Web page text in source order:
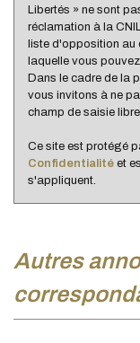
Familles avec 3
Libertés » ne sont
réclamation à la
liste d'opposition au
laquelle vous
Dans le cadre de la
vous invitons à ne
champ de saisie libre.
Ce site est protégé
Confidentialité et es
s'appliquent.
autres annonces immobilières